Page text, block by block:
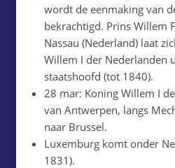
wordt de eenmaking van
bekrachtigd. Prins Willem
Nassau (Nederland) laat
Willem I der Nederlanden
staatshoofd (tot 1840).
28 mar: Koning Willem I
van Antwerpen, langs
naar Brussel.
Luxemburg komt onder
1831).